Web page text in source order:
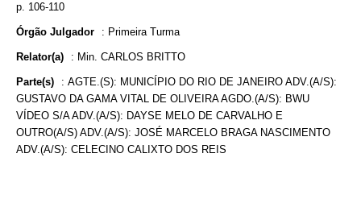
p. 106-110
Órgão Julgador : Primeira Turma
Relator(a) : Min. CARLOS BRITTO
Parte(s) : AGTE.(S): MUNICÍPIO DO RIO DE JANEIRO ADV.(A/S):
GUSTAVO DA GAMA VITAL DE OLIVEIRA AGDO.(A/S): BWU
VÍDEO S/A ADV.(A/S): DAYSE MELO DE CARVALHO E
OUTRO(A/S) ADV.(A/S): JOSÉ MARCELO BRAGA NASCIMENTO
ADV.(A/S): CELECINO CALIXTO DOS REIS